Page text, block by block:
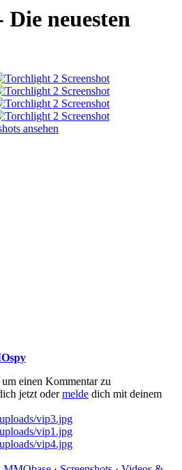
neuesten
ansehen
einen Kommentar zu
jetzt odermelde dich mit deinem